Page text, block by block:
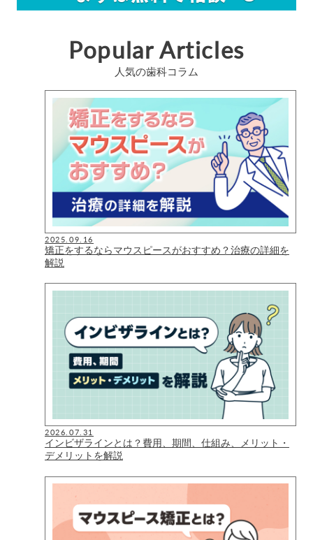
Popular Articles
人気の歯科コラム
2025.09.16
矯正をするならマウスピースがおすすめ？治療の詳細を
解説
2026.07.31
インビザラインとは？費用、期間、仕組み、メリット・
デメリットを解説